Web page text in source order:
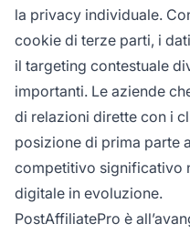
la privacy individuale.
cookie di terze parti, i
il targeting contestuale
importanti. Le aziende
di relazioni dirette con i
posizione di prima parte
competitivo significativo
digitale in evoluzione.
PostAffiliatePro è